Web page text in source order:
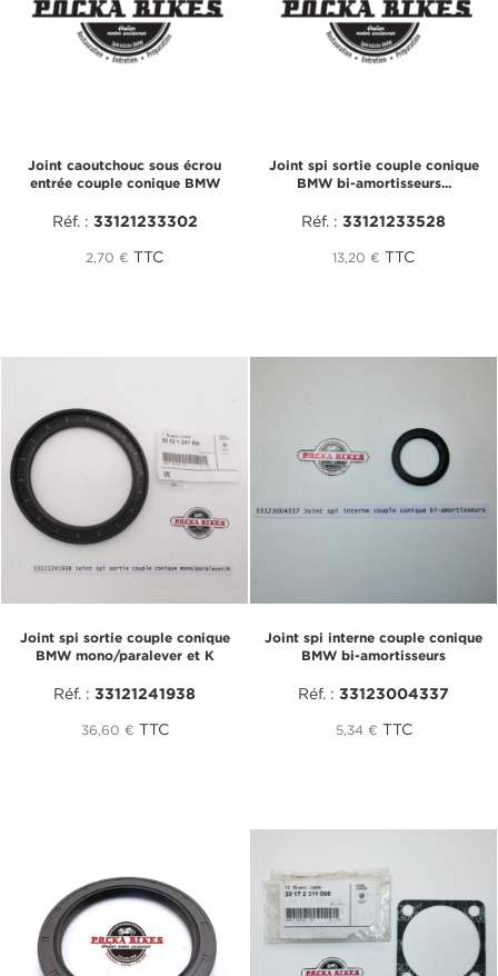
Joint caoutchouc sous écrou
entrée couple conique BMW
Réf. : 33121233302
2,70 € TTC
Joint spi sortie couple conique
BMW bi-amortisseurs...
Réf. : 33121233528
13,20 € TTC
Joint spi sortie couple conique
BMW mono/paralever et K
Réf. : 33121241938
36,60 € TTC
Joint spi interne couple conique
BMW bi-amortisseurs
Réf. : 33123004337
5,34 € TTC